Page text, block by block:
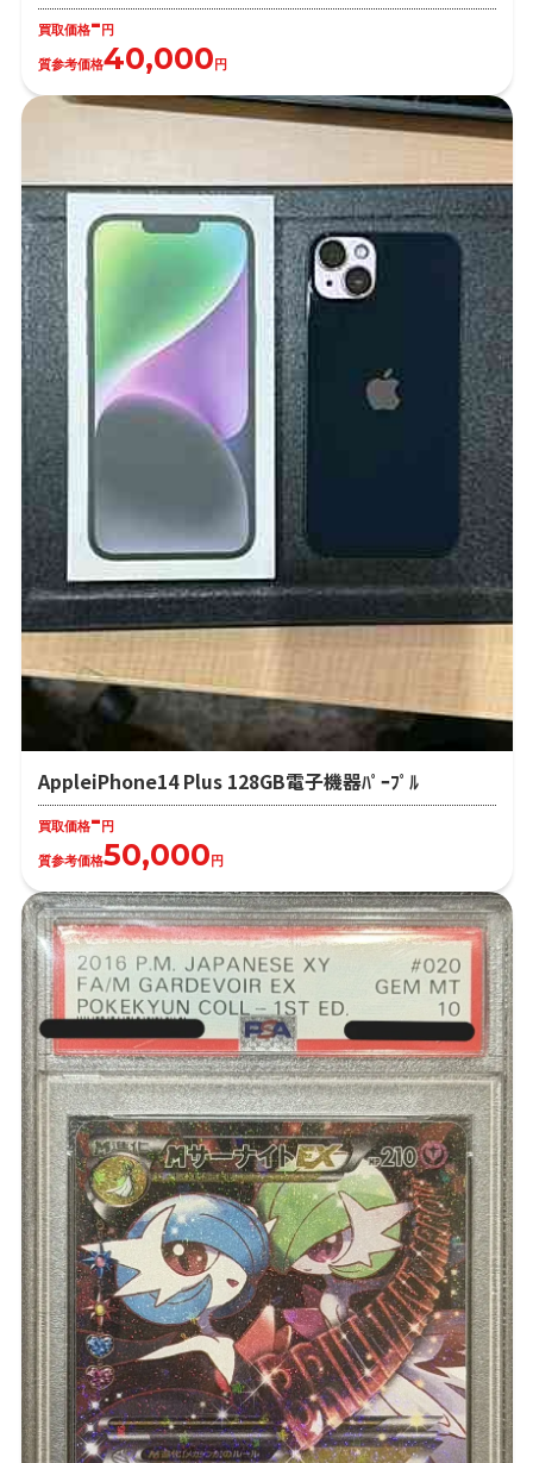
買取価格- 円
質参考価格40,000 円
AppleiPhone14 Plus 128GB電子機器ﾊﾟｰﾌﾟﾙ
買取価格-円
質参考価格50,000円